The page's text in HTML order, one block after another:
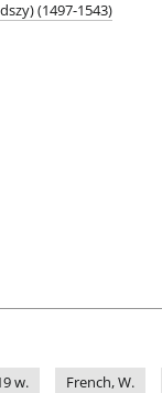
(1497-1543)
w. French, W.